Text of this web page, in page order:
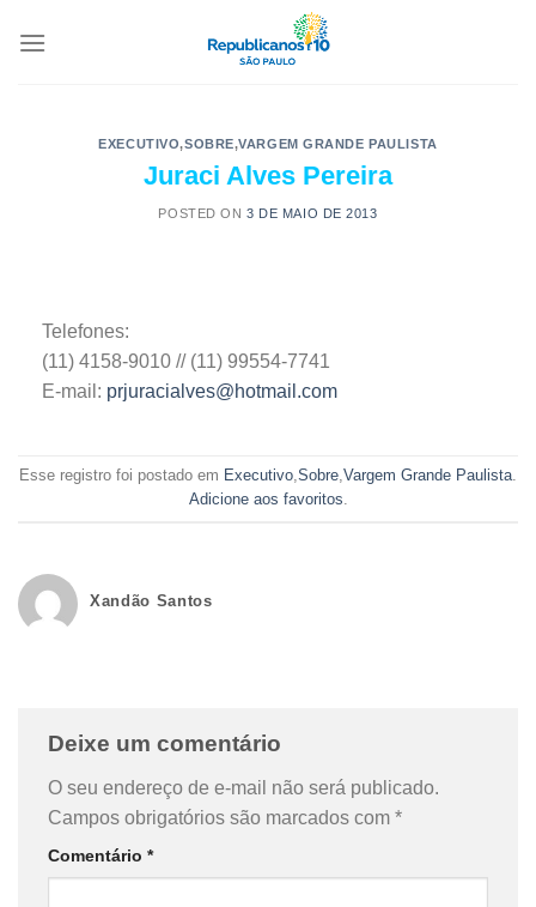
EXECUTIVO,SOBRE,VARGEM GRANDE PAULISTA
Juraci Alves Pereira
POSTED ON3 DE MAIO DE 2013
Telefones:
(11) 4158-9010 // (11) 99554-7741
E-mail: prjuracialves@hotmail.com
Esse registro foi postado em Executivo Sobre Vargem Grande Paulista
Adicione aos favoritos
Xandão Santos
Deixe um comentário
O seu endereço de e-mail não será publicado.
Campos obrigatórios são marcados com *
Comentário *